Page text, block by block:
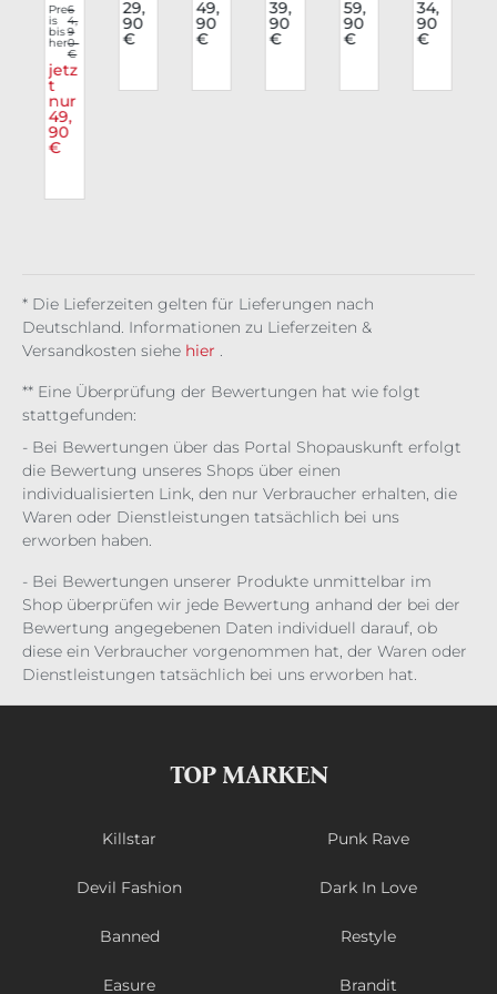
hio
n
We
ste
Dar
k
Om
ens
Pre
is
bis
her
6
4,
9
0
€
jetz
t
nur
49,
90
€
e
Top
Ara
29,
90
€
e
Top
Chr
49,
90
€
e
Top
Wic
39,
90
€
hio
n
Top
59,
90
€
e
Top
Mor
34,
90
€
* Die Lieferzeiten gelten für Lieferungen nach
Deutschland. Informationen zu Lieferzeiten &
Versandkosten siehe hier
** Eine Überprüfung der Bewertungen hat wie folgt
stattgefunden:
- Bei Bewertungen über das Portal Shopauskunft erfolgt
die Bewertung unseres Shops über einen
individualisierten Link, den nur Verbraucher erhalten, die
Waren oder Dienstleistungen tatsächlich bei uns
erworben haben.
- Bei Bewertungen unserer Produkte unmittelbar im
Shop überprüfen wir jede Bewertung anhand der bei der
Bewertung angegebenen Daten individuell darauf, ob
diese ein Verbraucher vorgenommen hat, der Waren oder
Dienstleistungen tatsächlich bei uns erworben hat.
TOP MARKEN
Killstar Punk Rave
Devil Fashion Dark In Love
Banned Restyle
Easure Brandit